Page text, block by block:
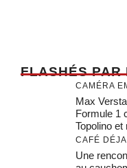
FLASHÉS PAR
CAMÉRA
Max
Formule 1
Topolino
CAFÉ
Une